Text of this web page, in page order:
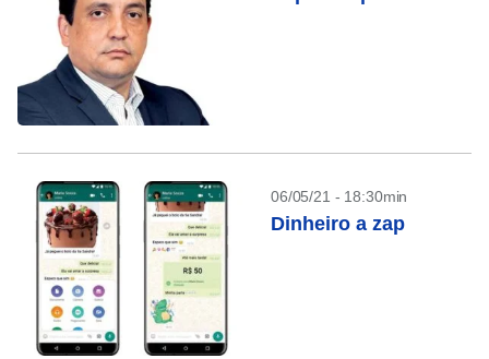
06/05/21 - 18:30min
Dinheiro a zap